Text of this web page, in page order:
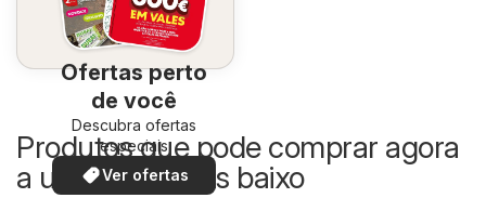
Ofertas perto
de você
Descubra ofertas
especiais
Ver ofertas
Produtos que pode comprar agora
a um preço mais baixo